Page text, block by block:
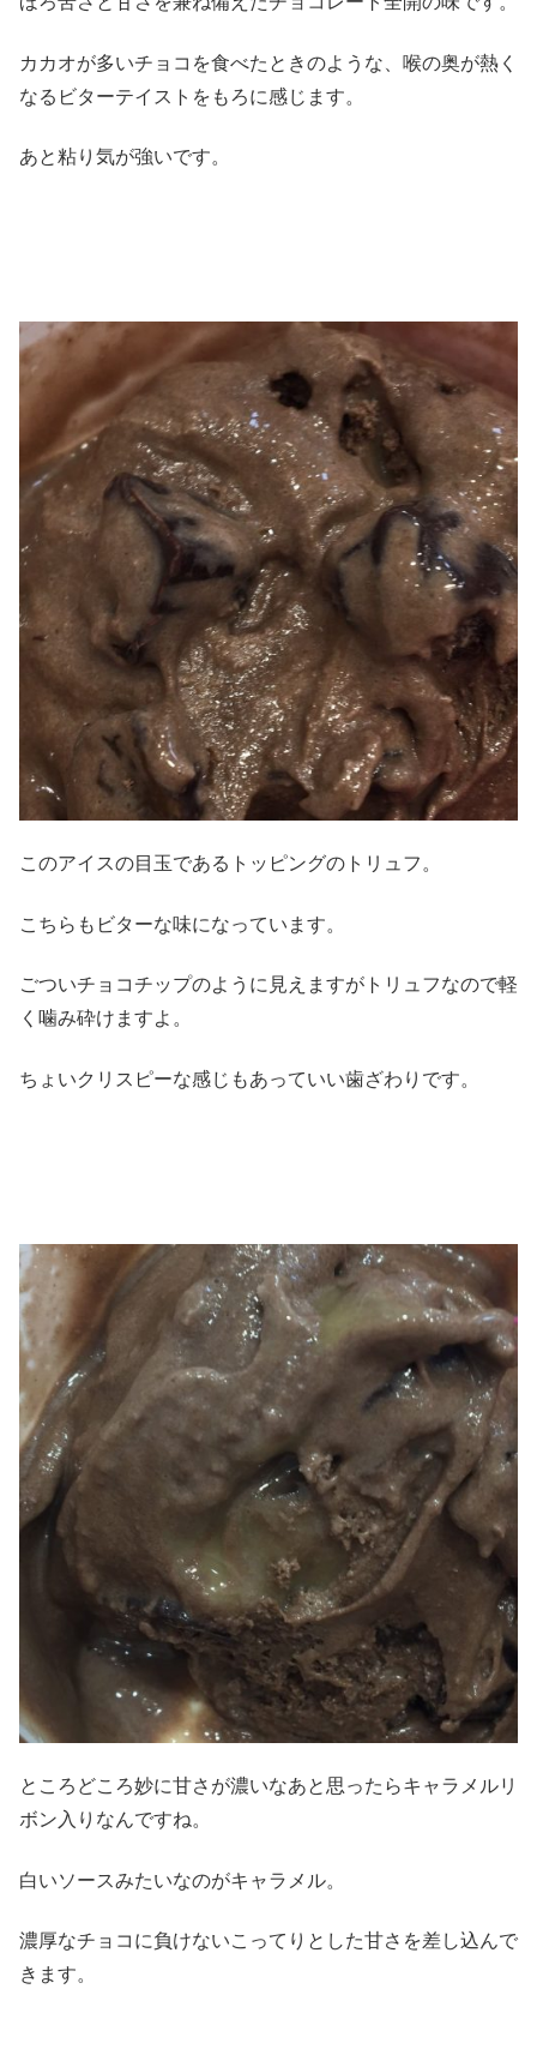
カカオが多いチョコを食べたときのような、喉の奥が熱く
なるビターテイストをもろに感じます。
あと粘り気が強いです。
このアイスの目玉であるトッピングのトリュフ。
こちらもビターな味になっています。
ごついチョコチップのように見えますがトリュフなので軽
く噛み砕けますよ。
ちょいクリスピーな感じもあっていい歯ざわりです。
ところどころ妙に甘さが濃いなあと思ったらキャラメルリ
ボン入りなんですね。
白いソースみたいなのがキャラメル。
濃厚なチョコに負けないこってりとした甘さを差し込んで
きます。